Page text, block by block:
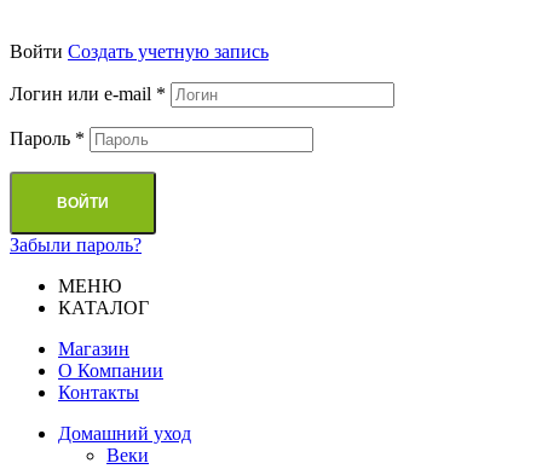
Войти Cоздать учетную запись
Логин или e-mail *
Пароль *
ВОЙТИ
Забыли пароль?
МЕНЮ
КАТАЛОГ
Магазин
О Компании
Контакты
Домашний уход
Веки